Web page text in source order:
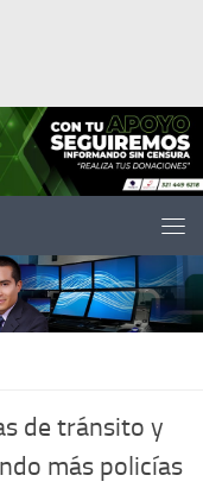
de tránsito y
más policías